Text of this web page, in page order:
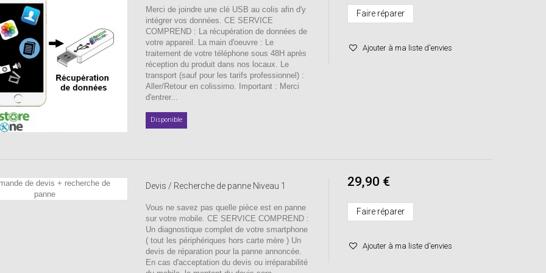
Merci de joindre une clé USB au colis afin d'y
intégrer vos données. CE SERVICE
COMPREND : La récupération de données de
votre appareil. La main d'oeuvre : Le
traitement de votre téléphone sous 48H après
réception du produit dans nos locaux. Le
transport (sauf pour les tarifs professionnel) :
Aller/Retour en colissimo. Important : Merci
d'entrer...
Disponible
Faire réparer
Ajouter à ma liste d'envies
Devis / Recherche de panne Niveau 1
Vous ne savez pas quelle pièce est en panne
sur votre mobile. CE SERVICE COMPREND :
Un diagnostique complet de votre smartphone
( tout les périphériques hors carte mère ) Un
devis de réparation pour la panne annoncée.
En cas d'acceptation du devis ou irréparabilité
29,90 €
Faire réparer
Ajouter à ma liste d'envies